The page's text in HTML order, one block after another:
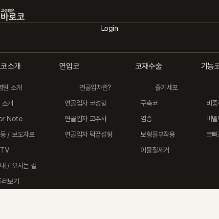
Login
소개
바로코소개
원 소개
개
Note
/ 보도자료
/ 오시는 길
보기
연입코
연입코
연골입자란?
연골입자 코성형
연골입자 코주사
연골입자 턱끝성형
코재수술
코재수술
줄기세포
구축코
염증
보형물부작용
이물질제거
기능
기
비
비
코뼈
Login
코
수술
코 / 코질환